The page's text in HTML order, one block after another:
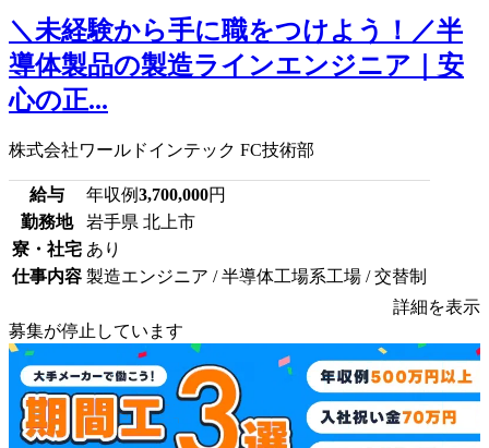
＼未経験から手に職をつけよう！／半
導体製品の製造ラインエンジニア｜安
心の正...
株式会社ワールドインテック FC技術部
給与 年収例3,700,000円
勤務地
岩手県 北上市
寮・社宅 あり
仕事内容 製造エンジニア / 半導体工場系工場 / 交替制
詳細を表示
募集が停止しています